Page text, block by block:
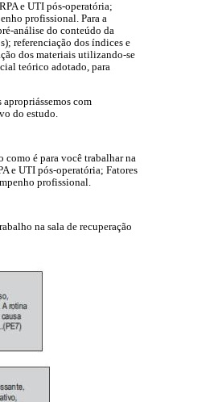
e UTI pós-operatória;
profissional. Para a
análise do conteúdo da
referenciação dos índices e
dos materiais utilizando-se
teórico adotado, para
apropriássemos com
do estudo.
como é para você trabalhar na
e UTI pós-operatória; Fatores
profissional.
na sala de recuperação